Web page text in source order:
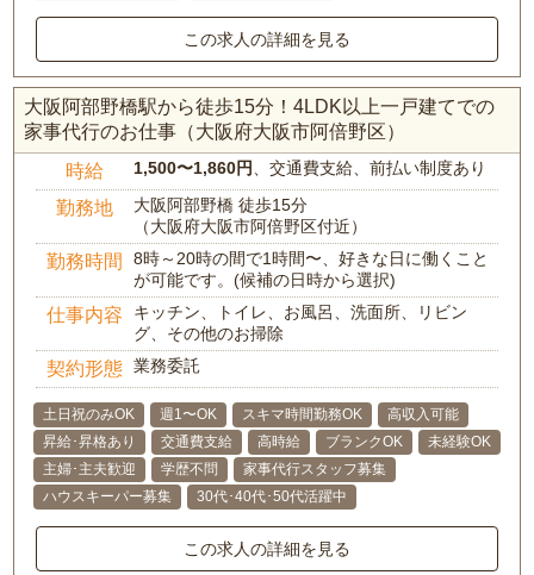
この求人の詳細を見る
大阪阿部野橋駅から徒歩15分！4LDK以上一戸建てでの
家事代行のお仕事（大阪府大阪市阿倍野区）
時給 1,500〜1,860円 、交通費支給、前払い制度あり
勤務地
大阪阿部野橋 徒歩15分
（大阪府大阪市阿倍野区付近）
勤務時間
8時～20時の間で1時間〜、好きな日に働くこと
が可能です。(候補の日時から選択)
仕事内容
キッチン、トイレ、お風呂、洗面所、リビン
グ、その他のお掃除
契約形態 業務委託
土日祝のみOK 週1〜OK スキマ時間勤務OK
高収入可能
昇給･昇格あり
交通費支給 高時給 ブランクOK
未経験OK
主婦･主夫歓迎
学歴不問
家事代行スタッフ募集
ハウスキーパー募集
30代･40代･50代活躍中
この求人の詳細を見る